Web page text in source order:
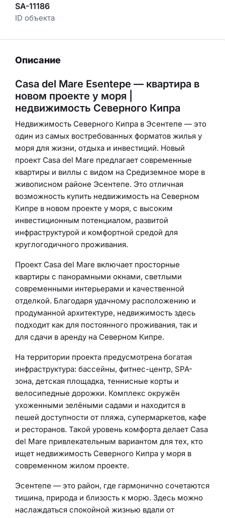
SA-11186
ID объекта
Описание
Casa del Mare Esentepe — квартира в
новом проекте у моря |
недвижимость Северного Кипра
Недвижимость Северного Кипра в Эсентепе — это
один из самых востребованных форматов жилья у
моря для жизни, отдыха и инвестиций. Новый
проект Casa del Mare предлагает современные
квартиры и виллы с видом на Средиземное море в
живописном районе Эсентепе. Это отличная
возможность купить недвижимость на Северном
Кипре в новом проекте у моря, с высоким
инвестиционным потенциалом, развитой
инфраструктурой и комфортной средой для
круглогодичного проживания.
Проект Casa del Mare включает просторные
квартиры с панорамными окнами, светлыми
современными интерьерами и качественной
отделкой. Благодаря удачному расположению и
продуманной архитектуре, недвижимость здесь
подходит как для постоянного проживания, так и
для сдачи в аренду на Северном Кипре.
На территории проекта предусмотрена богатая
инфраструктура: бассейны, фитнес-центр, SPA-
зона, детская площадка, теннисные корты и
велосипедные дорожки. Комплекс окружён
ухоженными зелёными садами и находится в
пешей доступности от пляжа, супермаркетов, кафе
и ресторанов. Такой уровень комфорта делает Casa
del Mare привлекательным вариантом для тех, кто
ищет недвижимость Северного Кипра у моря в
современном жилом проекте.
Эсентепе — это район, где гармонично сочетаются
тишина, природа и близость к морю. Здесь можно
наслаждаться спокойной жизнью вдали от